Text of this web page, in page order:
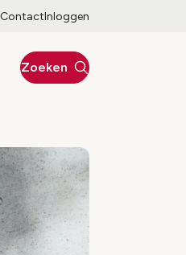
ContactInloggen
Zoeken